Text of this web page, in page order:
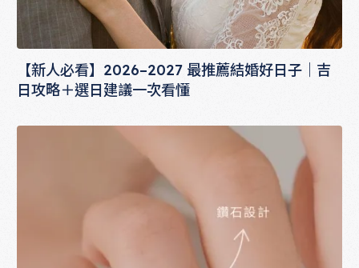
【新人必看】2026–2027 最推薦結婚好日子｜吉
日攻略＋選日建議一次看懂